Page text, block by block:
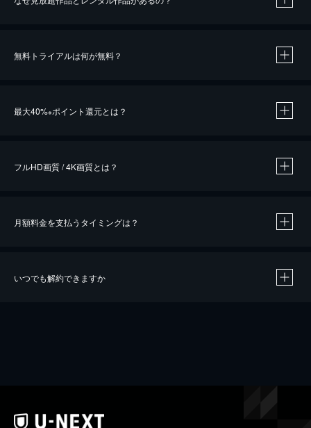
無料トライアルは何が無料？
最大40%※ポイント還元とは？
※40％ポイント還元の対象は、クレジットカード決済による作品の購入 / レンタルです。
フルHD画質 / 4K画質とは？
月額料金を支払うタイミングは？
いつでも解約できますか